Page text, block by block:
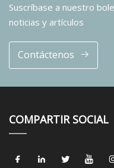
Suscríbase a nuestro
noticias y artículos
Contáctenos
COMPARTIR SOCIAL